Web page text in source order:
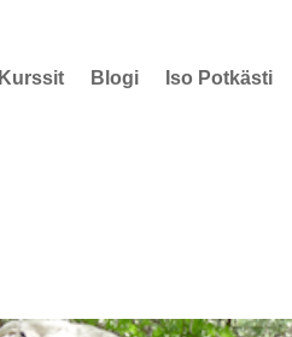
Kurssit Blogi Iso Potkästi